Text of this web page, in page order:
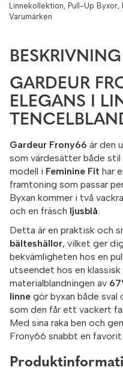
Linnekollektion, Pull-Up Byxor,
Varumärken
BESKRIVNING
GARDEUR
ELEGANS I
Gardeur Frony66 är den
som värdesätter både stil
modell i Feminine Fit har
framtoning som passar
Byxan kommer i två
och en fräsch ljusblå
Detta är en praktisk och
bälteshällor, vilket ger
bekvämligheten hos en
utseendet hos en klassisk
materialblandningen av
linne gör byxan både
som den får ett vackert
Med sina raka ben och
Frony66 snabbt en favorit